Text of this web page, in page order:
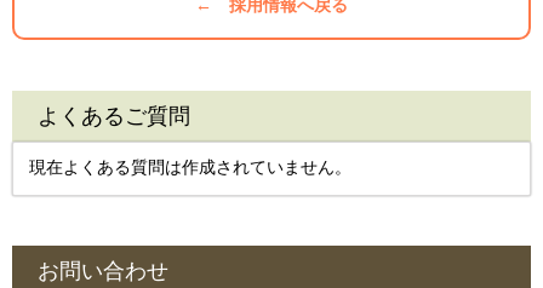
← 採用情報へ戻る
よくあるご質問
現在よくある質問は作成されていません。
お問い合わせ